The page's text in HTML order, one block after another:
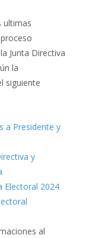
ultimas
Junta Directiva
la
siguiente
a Presidente y
y
Electoral 2024
al